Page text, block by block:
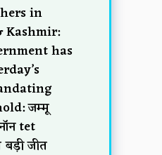
in
Kashmir:
has
जम्मू
tet
बड़ी जीत